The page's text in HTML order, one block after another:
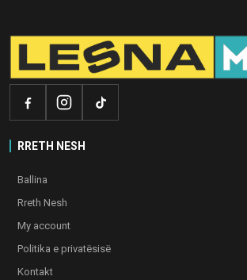
RRETH NESH
Ballina
Rreth Nesh
My account
Politika e privatësisë
Kontakt